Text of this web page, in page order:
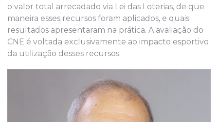
o valor total arrecadado via Lei das Loterias, de que
maneira esses recursos foram aplicados, e quais
resultados apresentaram na prática. A avaliação do
CNE é voltada exclusivamente ao impacto esportivo
da utilização desses recursos.